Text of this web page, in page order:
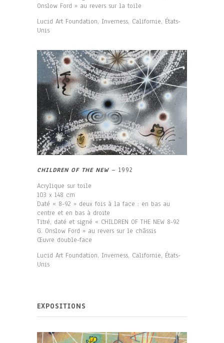
Onslow Ford » au revers sur la toile
Lucid Art Foundation, Inverness, Californie, États-
Unis
CHILDREN OF THE NEW – 1992
Acrylique sur toile
103 x 148 cm
Daté « 8-92 » deux fois à la face : en bas au
centre et en bas à droite
Titré, daté et signé « CHILDREN OF THE NEW 8-92
G. Onslow Ford » au revers sur le châssis
Œuvre double-face
Lucid Art Foundation, Inverness, Californie, États-
Unis
EXPOSITIONS